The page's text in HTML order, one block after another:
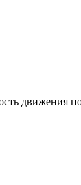
движения